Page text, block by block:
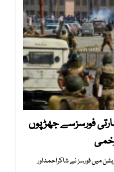
فورسزسے جھڑپوں
میں فورسز نے شاکراحمداور